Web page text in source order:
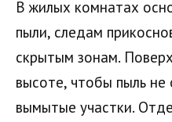
В жилых комнатах
пыли, следам
скрытым зонам.
высоте, чтобы пыль не
вымытые участки.